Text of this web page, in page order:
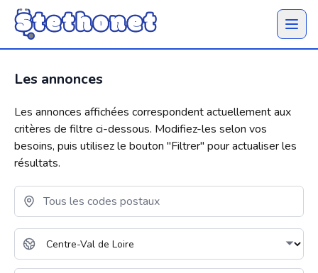
Ouvrir
Les annonces
Les annonces affichées correspondent actuellement aux
critères de filtre ci-dessous. Modifiez-les selon vos
besoins, puis utilisez le bouton "Filtrer" pour actualiser les
résultats.